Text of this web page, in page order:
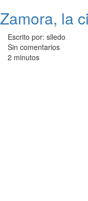
Zamora, la
Escrito por: slledo
Sin comentarios
2 minutos